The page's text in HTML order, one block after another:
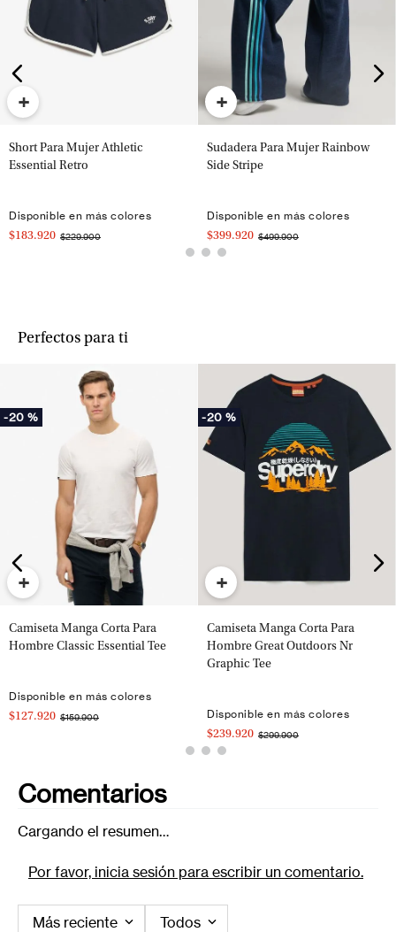
+
Short Para Mujer Athletic
Essential Retro
Disponible en más colores
$183.920 $229.900
+
Sudadera Para Mujer Rainbow
Side Stripe
Disponible en más colores
$399.920 $499.900
Perfectos para ti
-20 %
+
Camiseta Manga Corta Para
Hombre Classic Essential Tee
Disponible en más colores
$127.920 $159.900
-20 %
+
Camiseta Manga Corta Para
Hombre Great Outdoors Nr
Graphic Tee
Disponible en más colores
$239.920 $299.900
Comentarios
Cargando el resumen…
Por favor, inicia sesión para escribir un comentario.
Más reciente
Todos